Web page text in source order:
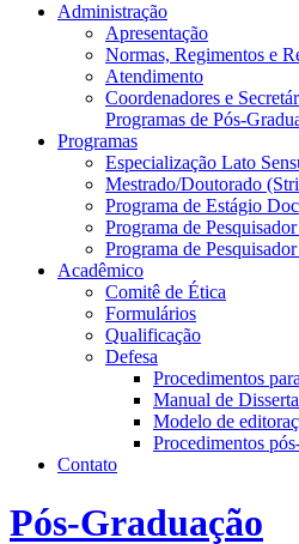
Administração
Apresentação
Normas, Regimentos e
Atendimento
Coordenadores e
Programas de Pós-
Programas
Especialização Lato
Mestrado/Doutorado
Programa de Estágio
Programa de
Programa de
Acadêmico
Comitê de Ética
Formulários
Qualificação
Defesa
Procedimentos
Manual de
Modelo de
Procedimentos
Contato
Pós-Graduação